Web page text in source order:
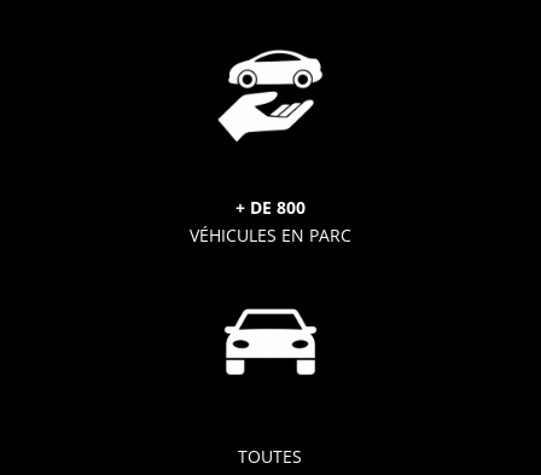
+ DE 800
VÉHICULES EN PARC
TOUTES